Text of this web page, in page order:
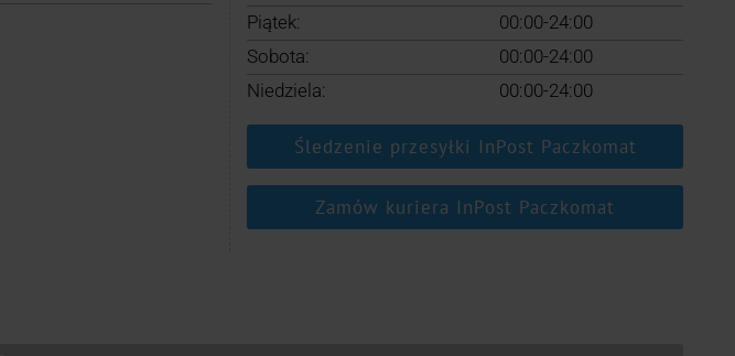
Piątek:
00:00-24:00
Sobota:
00:00-24:00
Niedziela:
00:00-24:00
Śledzenie przesyłki InPost Paczkomat
Zamów kuriera InPost Paczkomat